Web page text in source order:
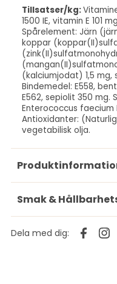
Tillsatser/kg:
1500 IE, vitamin E 101
Spårelement: Järn
koppar
(kalciumjodat) 1,5
Bindemedel: E558,
E562, sepiolit 350
Enterococcus faecium
Antioxidanter:
vegetabilisk olja.
Smak &
Dela med dig: